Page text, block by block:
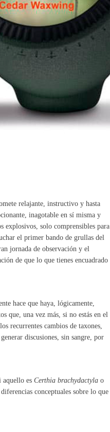
relajante, instructivo y hasta
inagotable en sí misma y
explosivos, solo comprensibles para
el primer bando de grullas del
jornada de observación y el
de que lo que tienes encuadrado
hace que haya, lógicamente,
que, una vez más, si no estás en el
recurrentes cambios de taxones,
discusiones, sin sangre, por
aquello es Certhia brachydactyla o
conceptuales sobre lo que